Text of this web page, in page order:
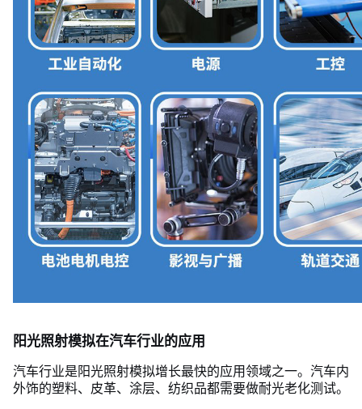
阳光照射模拟在汽车行业的应用
汽车行业是阳光照射模拟增长最快的应用领域之一。汽车内
外饰的塑料、皮革、涂层、纺织品都需要做耐光老化测试。